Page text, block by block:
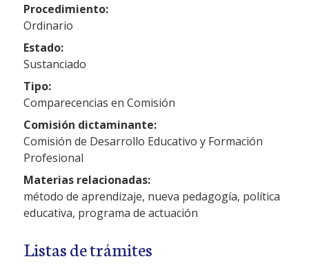
Procedimiento:
Ordinario
Estado:
Sustanciado
Tipo:
Comparecencias en Comisión
Comisión dictaminante:
Comisión de Desarrollo Educativo y Formación
Profesional
Materias relacionadas:
método de aprendizaje, nueva pedagogía, política
educativa, programa de actuación
Listas de trámites